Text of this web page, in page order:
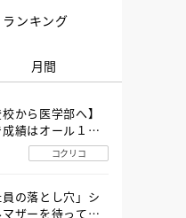
ランキング
月間
校から医学部へ】
績はオール１
逆転」したわが子
遊び”に連れ出した
コクリコ
員の落とし穴」シ
マザーを待ってい